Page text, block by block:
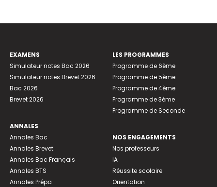
EXAMENS
Simulateur notes Bac 2026
Simulateur notes Brevet 2026
Bac 2026
Brevet 2026
ANNALES
Annales Bac
Annales Brevet
Annales Bac Français
Annales BTS
Annales Prépa
LES PROGRAMMES
Programme de 6ème
Programme de 5ème
Programme de 4ème
Programme de 3ème
Programme de Seconde
NOS ENGAGEMENTS
Nos professeurs
IA
Réussite scolaire
Orientation